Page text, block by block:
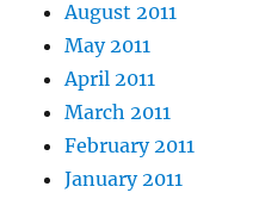
August 2011
May 2011
April 2011
March 2011
February 2011
January 2011